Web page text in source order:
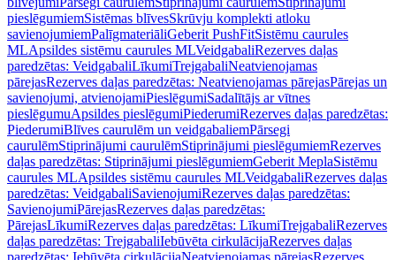
pieslēgumiemSistēmas blīvesSkrūvju komplekti atloku
savienojumiemPalīgmateriāliGeberit PushFitSistēmu caurules
MLApsildes sistēmu caurules MLVeidgabaliRezerves daļas
paredzētas: VeidgabaliLīkumiTrejgabaliNeatvienojamas
pārejasRezerves daļas paredzētas: Neatvienojamas pārejasPārejas un
savienojumi, atvienojamiPieslēgumiSadalītājs ar vītnes
pieslēgumuApsildes pieslēgumiPiederumiRezerves daļas paredzētas:
PiederumiBlīves caurulēm un veidgabaliemPārsegi
caurulēmStiprinājumi caurulēmStiprinājumi pieslēgumiemRezerves
daļas paredzētas: Stiprinājumi pieslēgumiemGeberit MeplaSistēmu
caurules MLApsildes sistēmu caurules MLVeidgabaliRezerves daļas
paredzētas: VeidgabaliSavienojumiRezerves daļas paredzētas:
SavienojumiPārejasRezerves daļas paredzētas:
PārejasLīkumiRezerves daļas paredzētas: LīkumiTrejgabaliRezerves
daļas paredzētas: TrejgabaliIebūvēta cirkulācijaRezerves daļas
paredzētas: Iebūvēta cirkulācijaNeatvienojamas pārejasRezerves